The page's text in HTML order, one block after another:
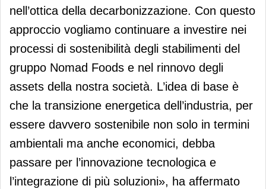
nell’ottica della decarbonizzazione. Con questo
approccio vogliamo continuare a investire nei
processi di sostenibilità degli stabilimenti del
gruppo Nomad Foods e nel rinnovo degli
assets della nostra società. L’idea di base è
che la transizione energetica dell’industria, per
essere davvero sostenibile non solo in termini
ambientali ma anche economici, debba
passare per l’innovazione tecnologica e
l’integrazione di più soluzioni», ha affermato